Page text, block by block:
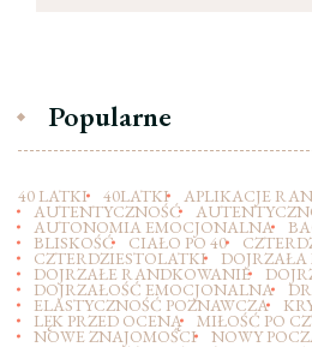
Popularne
40 LATKI 40LATKI APLIKACJE
AUTENTYCZNOŚĆ
AUTONOMIA EMOCJONALNA
BLISKOŚĆ CIAŁO PO 40
CZTERDZIESTOLATKI DOJRZAŁA
DOJRZAŁE RANDKOWANIE
DOJRZAŁOŚĆ EMOCJONALNA
ELASTYCZNOŚĆ POZNAWCZA
LĘK PRZED OCENĄ MIŁOŚĆ PO
NOWE ZNAJOMOŚCI NOWY